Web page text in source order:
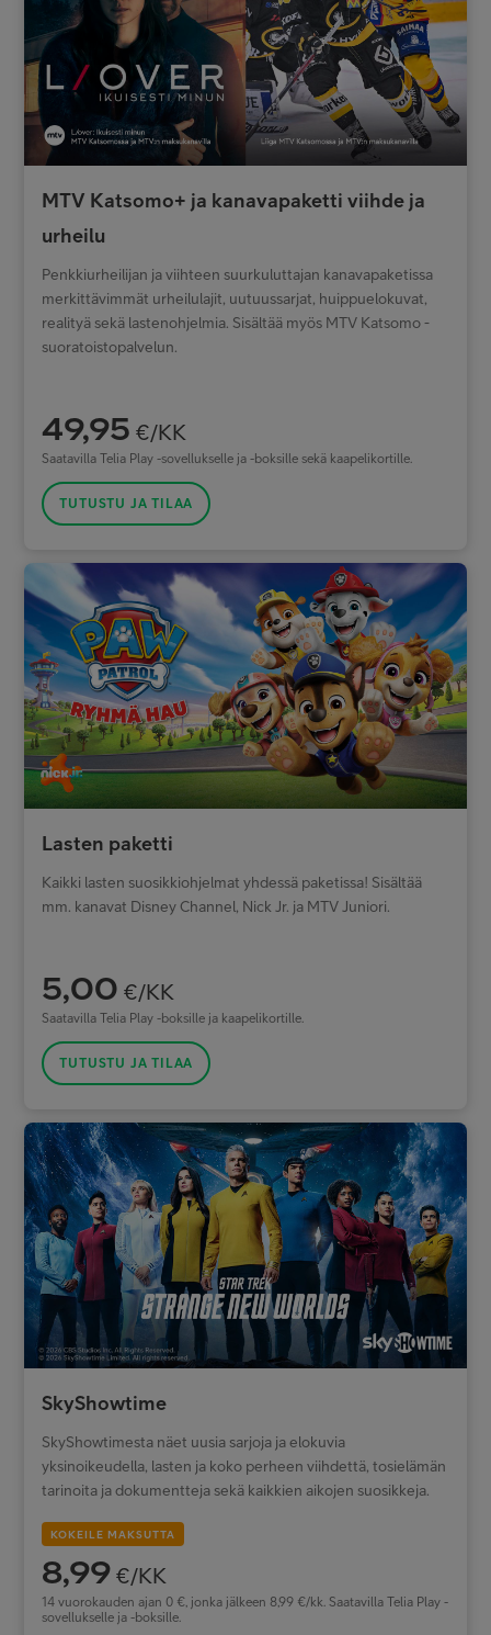
MTV Katsomo+ ja kanavapaketti viihde ja
urheilu
Penkkiurheilijan ja viihteen suurkuluttajan kanavapaketissa
merkittävimmät urheilulajit, uutuussarjat, huippuelokuvat,
realityä sekä lastenohjelmia. Sisältää myös MTV Katsomo -
suoratoistopalvelun.
49,95 €/KK
Saatavilla Telia Play -sovellukselle ja -boksille sekä kaapelikortille.
TUTUSTU JA TILAA
Lasten paketti
Kaikki lasten suosikkiohjelmat yhdessä paketissa! Sisältää
mm. kanavat Disney Channel, Nick Jr. ja MTV Juniori.
5,00 €/KK
Saatavilla Telia Play -boksille ja kaapelikortille.
TUTUSTU JA TILAA
SkyShowtime
SkyShowtimesta näet uusia sarjoja ja elokuvia
yksinoikeudella, lasten ja koko perheen viihdettä, tosielämän
tarinoita ja dokumentteja sekä kaikkien aikojen suosikkeja.
KOKEILE MAKSUTTA
8,99 €/KK
14 vuorokauden ajan 0 €, jonka jälkeen 8,99 €/kk. Saatavilla Telia Play -
sovellukselle ja -boksille.